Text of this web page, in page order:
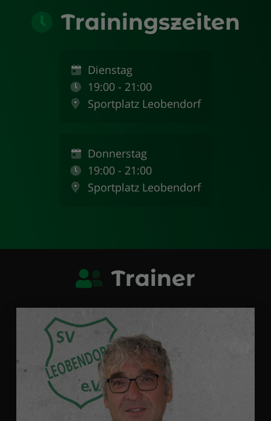
Trainingszeiten
Dienstag
19:00 - 21:00
Sportplatz Leobendorf
Donnerstag
19:00 - 21:00
Sportplatz Leobendorf
Trainer